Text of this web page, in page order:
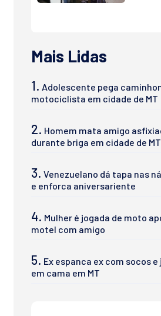
Mais Lidas
1. Adolescente pega
motociclista em cidade de MT
2. Homem mata amigo
durante briga em cidade de
3. Venezuelano dá tapa nas
e enforca aniversariente
4. Mulher é jogada de moto
motel com amigo
5. Ex espanca ex com socos
em cama em MT